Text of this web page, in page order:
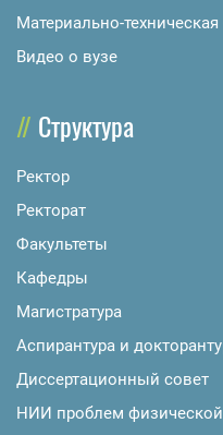
Материально-техническая
Видео о вузе
Структура
Ректор
Ректорат
Факультеты
Кафедры
Магистратура
Аспирантура и
Диссертационный совет
НИИ проблем физической